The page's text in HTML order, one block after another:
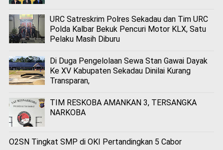
URC Satreskrim Polres Sekadau dan Tim URC
Polda Kalbar Bekuk Pencuri Motor KLX, Satu
Pelaku Masih Diburu
Di Duga Pengelolaan Sewa Stan Gawai Dayak
Ke XV Kabupaten Sekadau Dinilai Kurang
Transparan,
TIM RESKOBA AMANKAN 3, TERSANGKA
NARKOBA
O2SN Tingkat SMP di OKI Pertandingkan 5 Cabor